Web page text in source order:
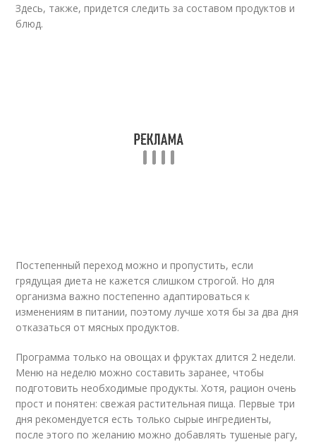
Здесь, также, придется следить за составом продуктов и
блюд.
Постепенный переход можно и пропустить, если
грядущая диета не кажется слишком строгой. Но для
организма важно постепенно адаптироваться к
изменениям в питании, поэтому лучше хотя бы за два дня
отказаться от мясных продуктов.
Программа только на овощах и фруктах длится 2 недели.
Меню на неделю можно составить заранее, чтобы
подготовить необходимые продукты. Хотя, рацион очень
прост и понятен: свежая растительная пища. Первые три
дня рекомендуется есть только сырые ингредиенты,
после этого по желанию можно добавлять тушеные рагу,